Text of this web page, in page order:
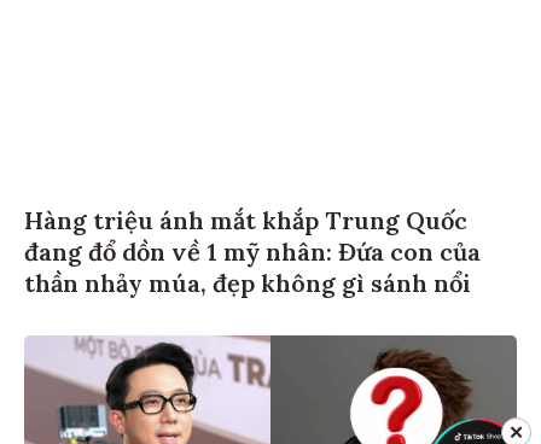
Hàng triệu ánh mắt khắp Trung Quốc
đang đổ dồn về 1 mỹ nhân: Đứa con của
thần nhảy múa, đẹp không gì sánh nổi
✕